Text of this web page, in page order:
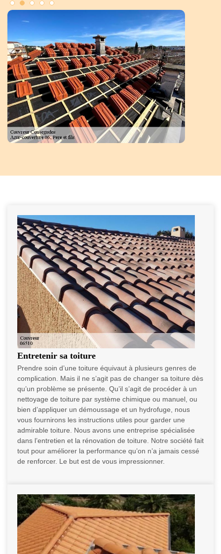
Entretenir sa toiture
Prendre soin d’une toiture équivaut à plusieurs genres de
complication. Mais il ne s’agit pas de changer sa toiture dès
qu’un problème se présente. Qu’il s’agit de procéder à un
nettoyage de toiture par système chimique ou manuel, ou
bien d’appliquer un démoussage et un hydrofuge, nous
vous fournirons les instructions utiles pour garder une
admirable toiture. Nous avons une entreprise spécialisée
dans l’entretien et la rénovation de toiture. Notre société fait
tout pour améliorer la performance qu’on n’a jamais cessé
de renforcer. Le but est de vous impressionner.